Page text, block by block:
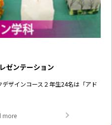
ゼンテーション
ザインコース２年生24名は「アド
more